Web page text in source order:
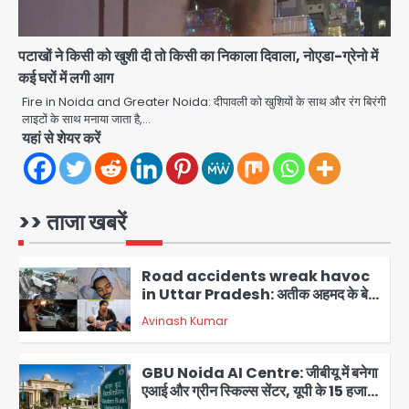
पटाखों ने किसी को खुशी दी तो किसी का निकाला दिवाला, नोएडा-ग्रेनो में
कई घरों में लगी आग
Fire in Noida and Greater Noida: दीपावली को खुशियों के साथ और रंग बिरंगी
लाइटों के साथ मनाया जाता है,…
यहां से शेयर करें
>> ताजा खबरें
नोएडा एयरपोर्ट, 4000 करोड़ रुपये की लागत
से बनेगा 6-लेन एक्सप्रेसवे
मोहम्मद इमरान
5
Heavy rains wreak havoc in
केदारनाथ और सिमली-ग्वालदम हाईवे बंद,
चमोली-उत्तरकाशी में श्रद्धालु फंसे, नदियां खतरे
jai hind janab
1
Air India Flight Turbulence: हवा
में 5 मिनट तक कांपी फ्लाइट, क्रू मेंबर्स को रीढ़
2
in Uttar Pradesh: अतीक अहमद के बेटे
अबान की मौत, हमीरपुर में बस-टैंकर भिड़ंत में
Avinash Kumar
एआई और ग्रीन स्किल्स सेंटर, यूपी के 15 हजार
युवाओं को मिलेगा फ्री ट्रेनिंग
Avinash Kumar